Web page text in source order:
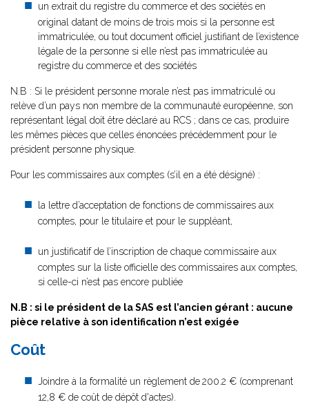
un extrait du registre du commerce et des sociétés en
original datant de moins de trois mois si la personne est
immatriculée, ou tout document officiel justifiant de l’existence
légale de la personne si elle n’est pas immatriculée au
registre du commerce et des sociétés
N.B : Si le président personne morale n’est pas immatriculé ou
relève d’un pays non membre de la communauté européenne, son
représentant légal doit être déclaré au RCS ; dans ce cas, produire
les mêmes pièces que celles énoncées précédemment pour le
président personne physique.
Pour les commissaires aux comptes (s’il en a été désigné) :
la lettre d’acceptation de fonctions de commissaires aux
comptes, pour le titulaire et pour le suppléant,
un justificatif de l’inscription de chaque commissaire aux
comptes sur la liste officielle des commissaires aux comptes,
si celle-ci n’est pas encore publiée
N.B : si le président de la SAS est l’ancien gérant : aucune
pièce relative à son identification n’est exigée
Coût
Joindre à la formalité un règlement de200.2 € (comprenant
12,8 € de coût de dépôt d'actes).